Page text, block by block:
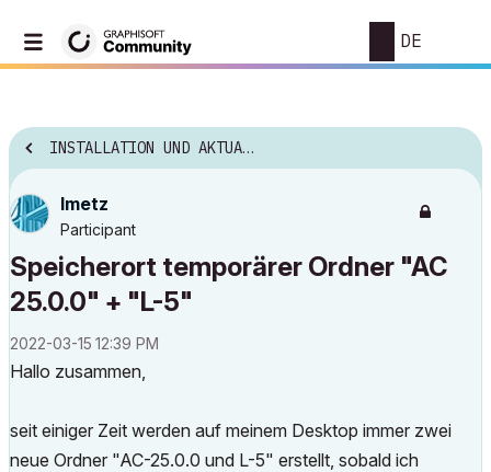
DE
INSTALLATION UND AKTUALISIERUNG
lmetz
Participant
Speicherort temporärer Ordner "AC
25.0.0" + "L-5"
‎2022-03-15 12:39 PM
Hallo zusammen,
seit einiger Zeit werden auf meinem Desktop immer zwei
neue Ordner "AC-25.0.0 und L-5" erstellt, sobald ich